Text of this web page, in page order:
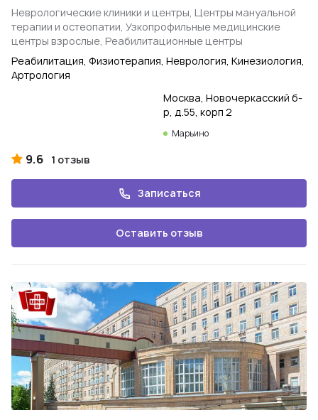
Неврологические клиники и центры, Центры мануальной
терапии и остеопатии, Узкопрофильные медицинские
центры взрослые, Реабилитационные центры
Реабилитация, Физиотерапия, Неврология, Кинезиология,
Артрология
Москва, Новочеркасский б-
р, д.55, корп 2
Марьино
9.6 1 отзыв
Записаться
Оставить отзыв